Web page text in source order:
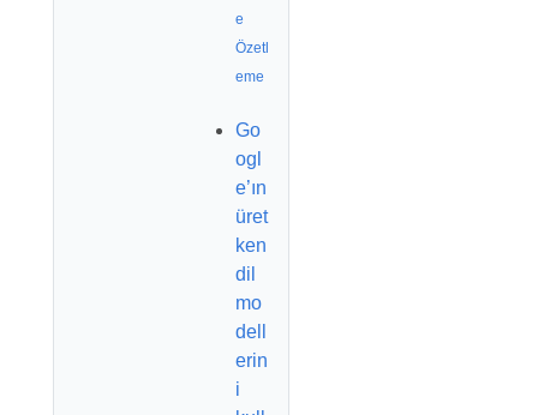
e
Özetl
eme
Go
ogl
e’ın
üret
ken
dil
mo
dell
erin
i